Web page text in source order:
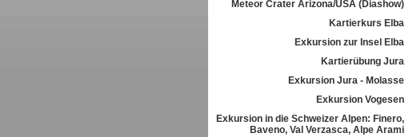
Meteor Crater Arizona/USA (Diashow)
Kartierkurs Elba
Exkursion zur Insel Elba
Kartierübung Jura
Exkursion Jura - Molasse
Exkursion Vogesen
Exkursion in die Schweizer Alpen: Finero,
Baveno, Val Verzasca, Alpe Arami